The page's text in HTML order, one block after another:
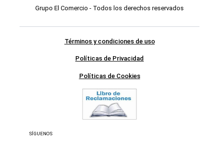
Grupo El Comercio - Todos los derechos reservados
Términos y condiciones de uso
Políticas de Privacidad
Políticas de Cookies
SÍGUENOS